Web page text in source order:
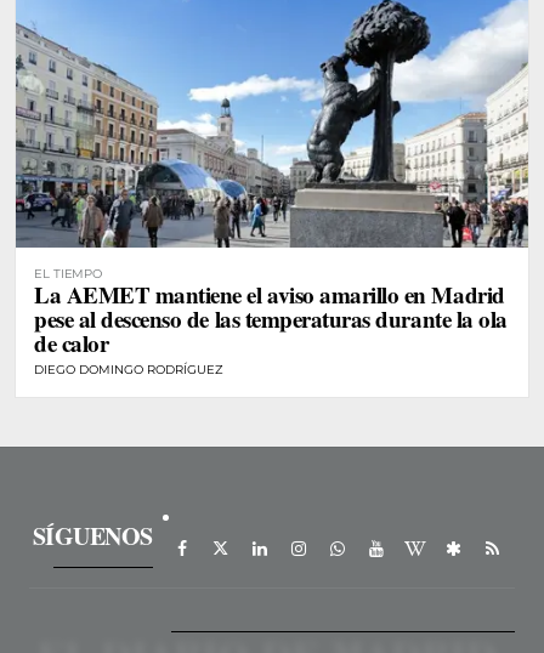
EL TIEMPO
La AEMET mantiene el aviso amarillo en Madrid
pese al descenso de las temperaturas durante la ola
de calor
DIEGO DOMINGO RODRÍGUEZ
SÍGUENOS